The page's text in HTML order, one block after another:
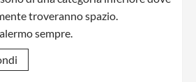
troveranno spazio.
sempre.